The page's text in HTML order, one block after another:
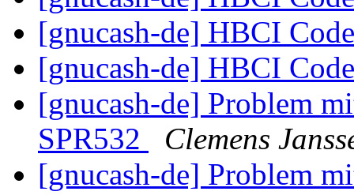
[gnucash-de] HBCI
[gnucash-de] HBCI
[gnucash-de] Problem
SPR532
Clemens
[gnucash-de] Problem